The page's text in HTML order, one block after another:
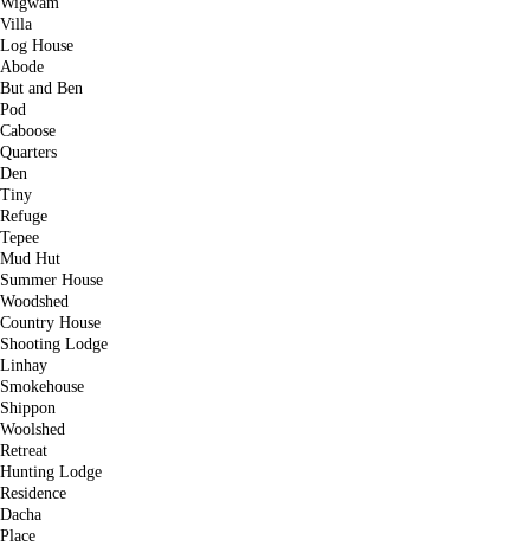
Villa
Log House
Abode
But and Ben
Pod
Caboose
Quarters
Den
Tiny
Refuge
Tepee
Mud Hut
Summer House
Woodshed
Country House
Shooting Lodge
Linhay
Smokehouse
Shippon
Woolshed
Retreat
Hunting Lodge
Residence
Dacha
Place